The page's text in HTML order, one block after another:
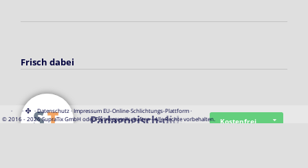
Frisch dabei
Pädagogisch-did… Kostenfrei
· · ·Datenschutz·Impressum EU-Online-Schlichtungs-Plattform·
© 2016 - 2026 SupraTix GmbH oder Partnergesellschaften - Alle Rechte vorbehalten.